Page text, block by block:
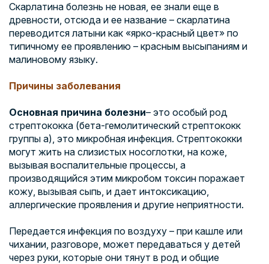
Скарлатина болезнь не новая, ее знали еще в
древности, отсюда и ее название – скарлатина
переводится латыни как «ярко-красный цвет» по
типичному ее проявлению – красным высыпаниям и
малиновому языку.
Причины заболевания
Основная причина болезни– это особый род
стрептококка (бета-гемолитический стрептококк
группы а), это микробная инфекция. Стрептококки
могут жить на слизистых носоглотки, на коже,
вызывая воспалительные процессы, а
производящийся этим микробом токсин поражает
кожу, вызывая сыпь, и дает интоксикацию,
аллергические проявления и другие неприятности.
Передается инфекция по воздуху – при кашле или
чихании, разговоре, может передаваться у детей
через руки, которые они тянут в род и общие